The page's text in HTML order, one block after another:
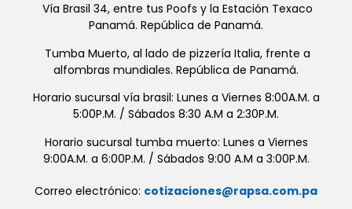
Vía Brasil 34, entre tus Poofs y la Estación Texaco
Panamá. República de Panamá.
Tumba Muerto, al lado de pizzería Italia, frente a
alfombras mundiales. República de Panamá.
Horario sucursal vía brasil: Lunes a Viernes 8:00A.M. a
5:00P.M. / Sábados 8:30 A.M a 2:30P.M.
Horario sucursal tumba muerto: Lunes a Viernes
9:00A.M. a 6:00P.M. / Sábados 9:00 A.M a 3:00P.M.
Correo electrónico: cotizaciones@rapsa.com.pa